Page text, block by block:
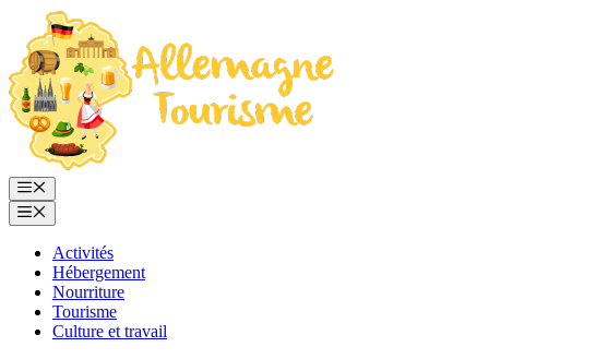
contenu
Menu
Menu
Activités
Hébergement
Nourriture
Tourisme
Culture et travail